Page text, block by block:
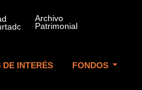
DE INTERÉS FONDOS